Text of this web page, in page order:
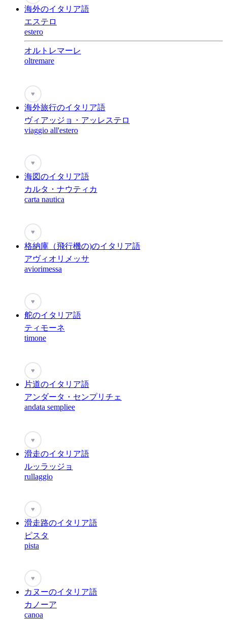
海外のイタリア語
エステロ
estero
オルトレマーレ
oltremare
♥
海外旅行のイタリア語
ヴィアッジョ・アッレステロ
viaggio all'estero
♥
海図のイタリア語
カルタ・ナウティカ
carta nautica
♥
格納庫（飛行機の)のイタリア語
アヴィオリメッサ
aviorimessa
♥
舵のイタリア語
ティモーネ
timone
♥
片道のイタリア語
アンダータ・センプリチェ
andata sempliee
♥
滑走のイタリア語
ルッラッジョ
rullaggio
♥
滑走路のイタリア語
ピスタ
pista
♥
カヌーのイタリア語
カノーア
canoa